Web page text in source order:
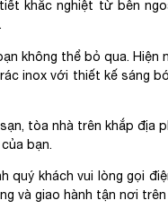
khắc nghiệt từ bên
không thể bỏ qua. Hiện
inox với thiết kế sáng
tòa nhà trên khắp địa
bạn.
quý khách vui lòng gọi
và giao hành tận nơi trên